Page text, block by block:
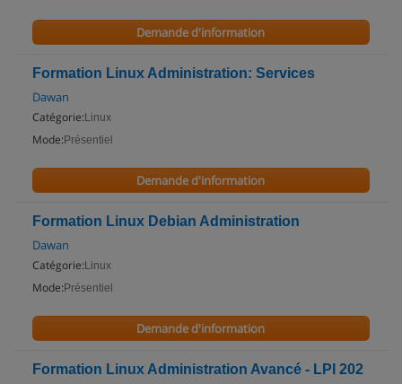
Demande d'information
Formation Linux Administration: Services
Dawan
Catégorie: Linux
Mode: Présentiel
Demande d'information
Formation Linux Debian Administration
Dawan
Catégorie: Linux
Mode: Présentiel
Demande d'information
Formation Linux Administration Avancé - LPI 202